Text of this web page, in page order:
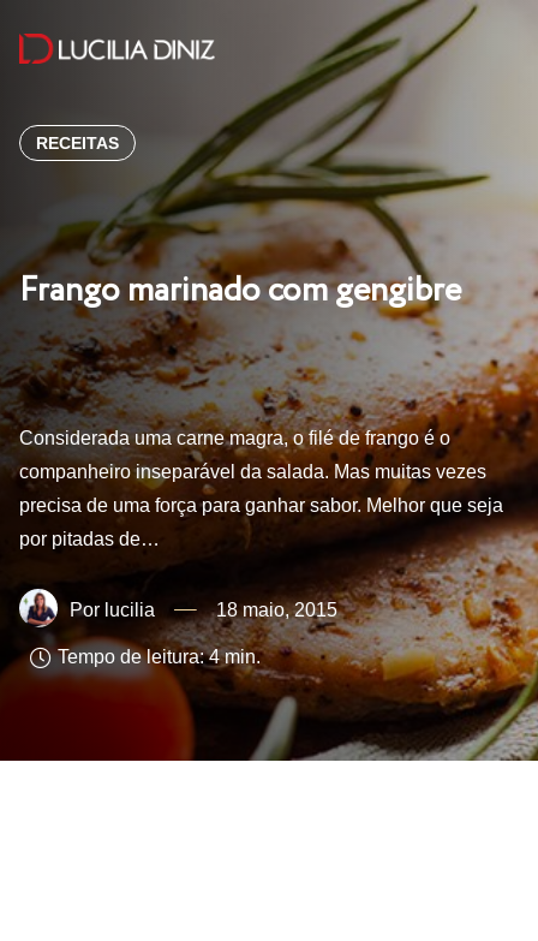
RECEITAS
Frango marinado com gengibre
Considerada uma carne magra, o filé de frango é o
companheiro inseparável da salada. Mas muitas vezes
precisa de uma força para ganhar sabor. Melhor que seja
por pitadas de…
lucilia 18 maio, 2015
Tempo de leitura: 4 min.